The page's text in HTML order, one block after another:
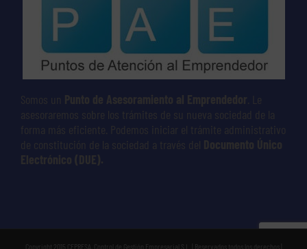
Somos un Punto de Asesoramiento al Emprendedor . Le
asesoraremos sobre los trámites de su nueva sociedad de la
forma más eficiente. Podemos iniciar el trámite administrativo
de constitución de la sociedad a través del Documento Único
Electrónico (DUE).
Copyright 2015 CEPRESA, Control de Gestión Empresarial S.L. | Reservados todos los derechos |